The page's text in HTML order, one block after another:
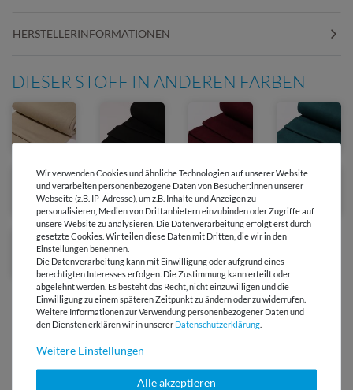
HERSTELLERINFORMATIONEN
DIESER STOFF IN ANDEREN FARBEN
Lieferung mit DHL
Wir verwenden Cookies und ähnliche Technologien auf unserer Website
und verarbeiten personenbezogene Daten von Besucher:innen unserer
Webseite (z.B. IP-Adresse), um z.B. Inhalte und Anzeigen zu
personalisieren, Medien von Drittanbietern einzubinden oder Zugriffe auf
unsere Website zu analysieren. Die Datenverarbeitung erfolgt erst durch
gesetzte Cookies. Wir teilen diese Daten mit Dritten, die wir in den
Einstellungen benennen.
Die Datenverarbeitung kann mit Einwilligung oder aufgrund eines
berechtigten Interesses erfolgen. Die Zustimmung kann erteilt oder
abgelehnt werden. Es besteht das Recht, nicht einzuwilligen und die
Einwilligung zu einem späteren Zeitpunkt zu ändern oder zu widerrufen.
Weitere Informationen zur Verwendung personenbezogener Daten und
den Diensten erklären wir in unserer Daten­schutz­erklärung
Weitere Einstellungen
Alle akzeptieren